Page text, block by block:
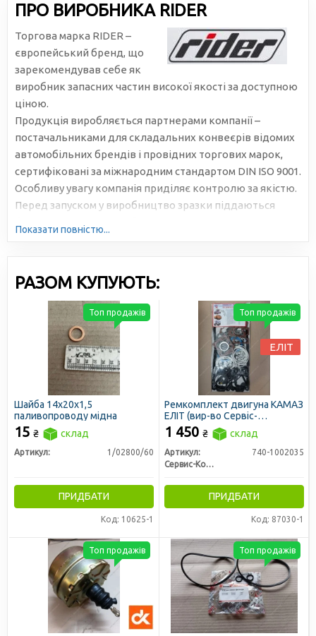
ПРО ВИРОБНИКА RIDER
Торгова марка RIDER –
європейський бренд, що
зарекомендував себе як
виробник запасних частин високої якості за доступною
ціною.
Продукція виробляється партнерами компанії –
постачальниками для складальних конвеєрів відомих
автомобільних брендів і провідних торгових марок,
сертифіковані за міжнародним стандартом DIN ISO 9001.
Особливу увагу компанія приділяє контролю за якістю.
Перед запуском у виробництво зразки піддаються
Показати повністю...
РАЗОМ КУПУЮТЬ:
Шайба 14х20х1,5
паливопроводу мідна
15 ₴ склад
Артикул: 1/02800/60
ПРИДБАТИ
Код: 10625-1
Топ продажів
Ремкомплект двигуна КАМАЗ
ЕЛІТ (вир-во Сервіс-
Комплектація)
1 450 ₴ склад
Артикул:
740-1002035
Сервис-Комплектация ООО, Украина
ПРИДБАТИ
Код: 87030-1
Топ продажів
ЕЛІТ
Топ продажів Топ продажів